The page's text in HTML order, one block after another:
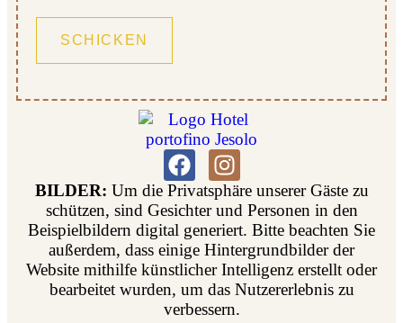
BILDER: Um die Privatsphäre unserer Gäste zu
schützen, sind Gesichter und Personen in den
Beispielbildern digital generiert. Bitte beachten Sie
außerdem, dass einige Hintergrundbilder der
Website mithilfe künstlicher Intelligenz erstellt oder
bearbeitet wurden, um das Nutzererlebnis zu
verbessern.